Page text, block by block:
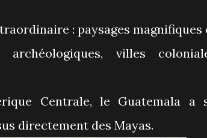
: paysages magnifiques
villes
Centrale, le Guatemala a
directement des Mayas.